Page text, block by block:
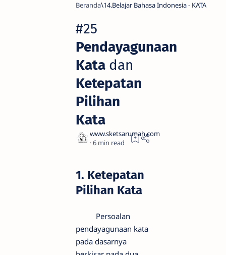
Beranda 14.Belajar Bahasa Indonesia - KATA
#25
Pendayagunaan
Kata dan
Ketepatan
Pilihan
Kata
6
1. Ketepatan
Pilihan Kata
Persoalan
pendayagunaan kata
pada dasarnya